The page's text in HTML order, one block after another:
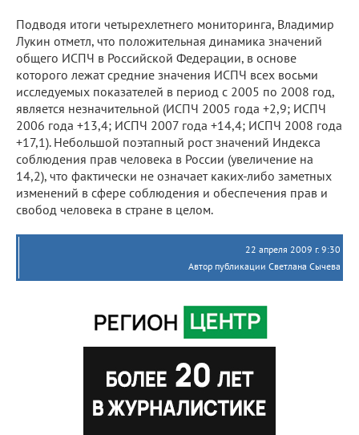
Подводя итоги четырехлетнего мониторинга, Владимир
Лукин отметл, что положительная динамика значений
общего ИСПЧ в Российской Федерации, в основе
которого лежат средние значения ИСПЧ всех восьми
исследуемых показателей в период с 2005 по 2008 год,
является незначительной (ИСПЧ 2005 года +2,9; ИСПЧ
2006 года +13,4; ИСПЧ 2007 года +14,4; ИСПЧ 2008 года
+17,1). Небольшой поэтапный рост значений Индекса
соблюдения прав человека в России (увеличение на
14,2), что фактически не означает каких-либо заметных
изменений в сфере соблюдения и обеспечения прав и
свобод человека в стране в целом.
22 апреля 2009 г. 9:30
Автор публикации Светлана Сычева